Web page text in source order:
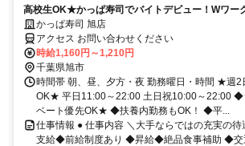
高校生OK★かっぱ寿司でバイトデビュー！Wワー
有★短時間OK★履歴書不要
かっぱ寿司 旭店
アクセス お問い合わせください
時給1,160円～1,210円
千葉県旭市
時間帯 朝、昼、夕方・夜 勤務曜日・時間 ★週2
OK★ 平日11:00～22:00 土日祝10:00～22:00 ◆
ベート優先OK★ ◆扶養内勤務もOK！ ◆平...
仕事情報 ● 仕事内容 ＼大手ならではの充実の
支給◆前給制度あり ◆昇給◆絶品食事補助 ◆交